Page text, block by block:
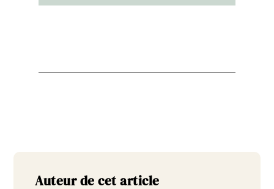
Auteur de cet article